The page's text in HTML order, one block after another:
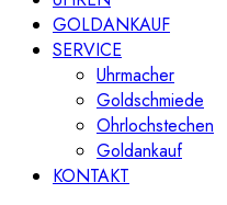
GOLDANKAUF
SERVICE
Uhrmacher
Goldschmiede
Ohrlochstechen
Goldankauf
KONTAKT